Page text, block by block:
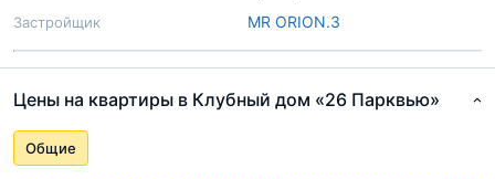
Застройщик
MR ORION.3
Цены на квартиры в Клубный дом «26 Парквью»
Общие